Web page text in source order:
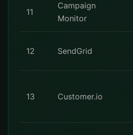
11
Campaign
Monitor
12 SendGrid
13 Customer.io